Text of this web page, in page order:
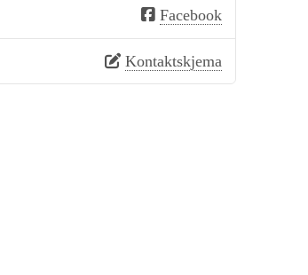
Facebook
Kontaktskjema